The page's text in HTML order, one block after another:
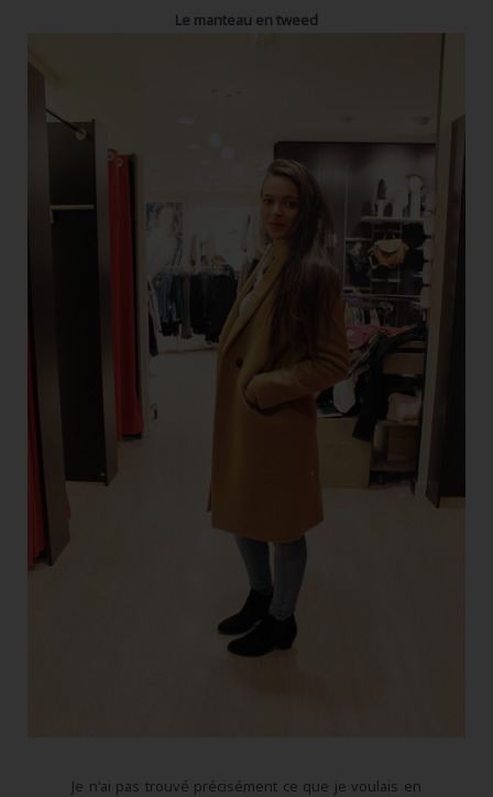
Le manteau en tweed
Je n'ai pas trouvé précisément ce que je voulais en